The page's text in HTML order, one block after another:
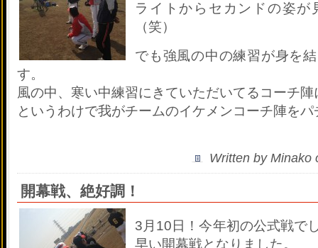
ライトからセカンドの姿が
（笑）
でも強風の中の練習が身を
す。
風の中、寒い中練習にきていただいてるコーチ
というわけで我がチームのイケメンコーチ陣をパ
Written by Minako
開幕戦、絶好調！
3月10日！今年初の公式戦で
早い開幕戦となりました。